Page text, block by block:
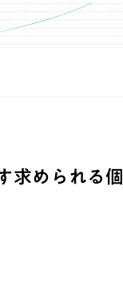
求められる個